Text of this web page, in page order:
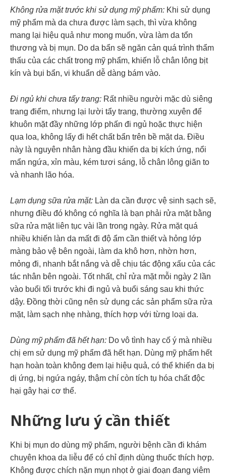
Không rửa mặt trước khi sử dụng mỹ phẩm: Khi sử dụng
mỹ phẩm mà da chưa được làm sạch, thì vừa không
mang lại hiệu quả như mong muốn, vừa làm da tổn
thương và bị mụn. Do da bẩn sẽ ngăn cản quá trình thẩm
thấu của các chất trong mỹ phẩm, khiến lỗ chân lông bịt
kín và bụi bẩn, vi khuẩn dễ dàng bám vào.
Đi ngủ khi chưa tẩy trang: Rất nhiều người mặc dù siêng
trang điểm, nhưng lại lười tẩy trang, thường xuyên để
khuôn mặt đầy những lớp phấn đi ngủ hoặc thực hiện
qua loa, không lấy đi hết chất bẩn trên bề mặt da. Điều
này là nguyên nhân hàng đầu khiến da bị kích ứng, nổi
mẩn ngứa, xỉn màu, kém tươi sáng, lỗ chân lông giãn to
và nhanh lão hóa.
Lạm dụng sữa rửa mặt: Làn da cần được vệ sinh sạch sẽ,
nhưng điều đó không có nghĩa là bạn phải rửa mặt bằng
sữa rửa mặt liên tục vài lần trong ngày. Rửa mặt quá
nhiều khiến làn da mất đi độ ẩm cần thiết và hỏng lớp
màng bảo vệ bên ngoài, làm da khô hơn, nhờn hơn,
mỏng đi, nhanh bắt nắng và dễ chịu tác động xấu của các
tác nhân bên ngoài. Tốt nhất, chỉ rửa mặt mỗi ngày 2 lần
vào buổi tối trước khi đi ngủ và buổi sáng sau khi thức
dậy. Đồng thời cũng nên sử dụng các sản phẩm sữa rửa
mặt, làm sạch nhẹ nhàng, thích hợp với từng loại da.
Dùng mỹ phẩm đã hết hạn: Do vô tình hay cố ý mà nhiều
chị em sử dụng mỹ phẩm đã hết hạn. Dùng mỹ phẩm hết
hạn hoàn toàn không đem lại hiệu quả, có thể khiến da bị
dị ứng, bị ngứa ngáy, thậm chí còn tích tụ hóa chất độc
hại gây hại cơ thể.
Những lưu ý cần thiết
Khi bị mụn do dùng mỹ phẩm, người bệnh cần đi khám
chuyên khoa da liễu để có chỉ định dùng thuốc thích hợp.
Không được chích nặn mụn nhọt ở giai đoạn đang viêm